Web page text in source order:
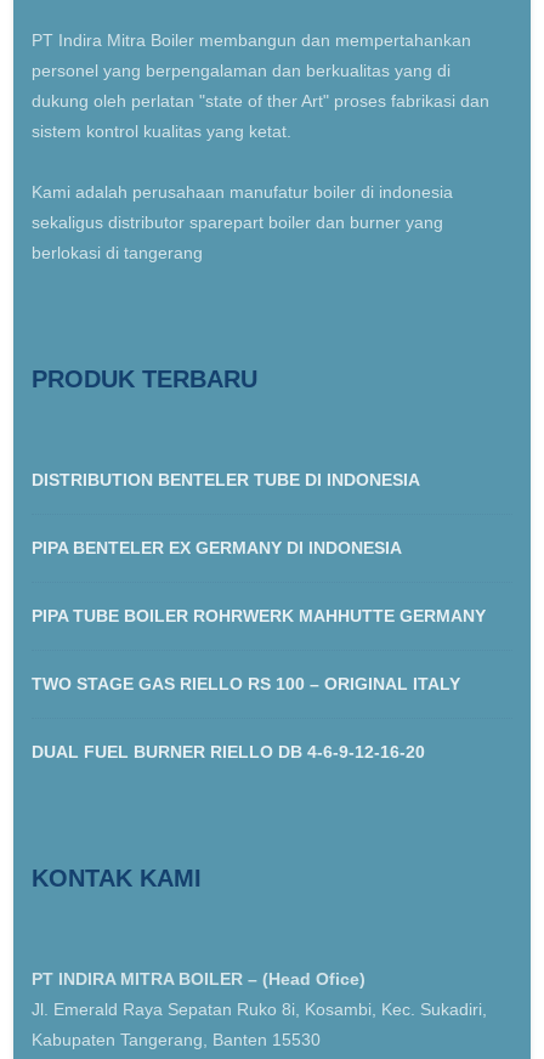
PT Indira Mitra Boiler membangun dan mempertahankan
personel yang berpengalaman dan berkualitas yang di
dukung oleh perlatan "state of ther Art" proses fabrikasi dan
sistem kontrol kualitas yang ketat.
Kami adalah perusahaan manufatur boiler di indonesia
sekaligus distributor sparepart boiler dan burner yang
berlokasi di tangerang
PRODUK TERBARU
DISTRIBUTION BENTELER TUBE DI INDONESIA
PIPA BENTELER EX GERMANY DI INDONESIA
PIPA TUBE BOILER ROHRWERK MAHHUTTE GERMANY
TWO STAGE GAS RIELLO RS 100 – ORIGINAL ITALY
DUAL FUEL BURNER RIELLO DB 4-6-9-12-16-20
KONTAK KAMI
PT INDIRA MITRA BOILER – (Head Ofice)
Jl. Emerald Raya Sepatan Ruko 8i, Kosambi, Kec. Sukadiri,
Kabupaten Tangerang, Banten 15530